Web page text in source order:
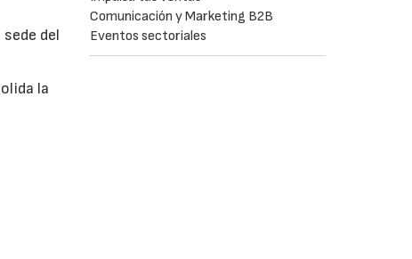
del
la
Comunicación y Marketing B2B
Eventos sectoriales